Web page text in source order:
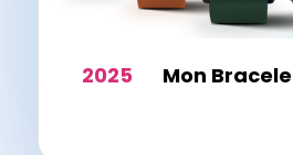
2025 Mon